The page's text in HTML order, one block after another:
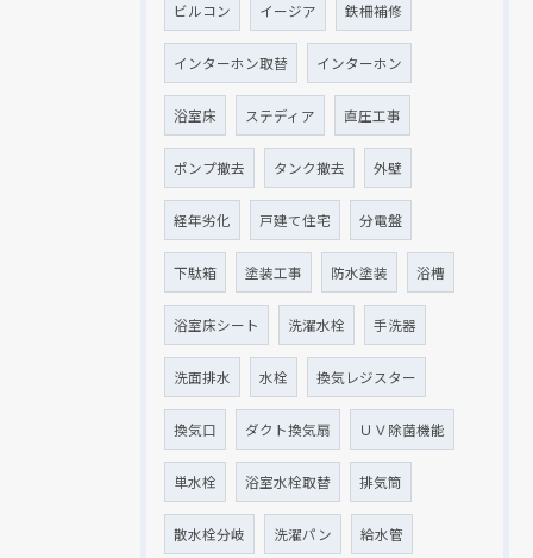
ビルコン イージア 鉄柵補修
インターホン取替 インターホン
浴室床 ステディア 直圧工事
ポンプ撤去 タンク撤去 外壁
経年劣化 戸建て住宅 分電盤
下駄箱 塗装工事 防水塗装 浴槽
浴室床シート 洗濯水栓 手洗器
洗面排水 水栓 換気レジスター
換気口 ダクト換気扇 ＵＶ除菌機能
単水栓 浴室水栓取替 排気筒
散水栓分岐 洗濯パン 給水管